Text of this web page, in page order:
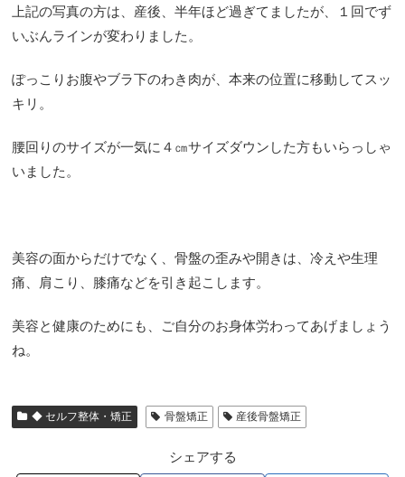
上記の写真の方は、産後、半年ほど過ぎてましたが、１回でず
いぶんラインが変わりました。
ぽっこりお腹やブラ下のわき肉が、本来の位置に移動してスッ
キリ。
腰回りのサイズが一気に４㎝サイズダウンした方もいらっしゃ
いました。
美容の面からだけでなく、骨盤の歪みや開きは、冷えや生理
痛、肩こり、膝痛などを引き起こします。
美容と健康のためにも、ご自分のお身体労わってあげましょう
ね。
◆ セルフ整体・矯正 骨盤矯正 産後骨盤矯正
シェアする